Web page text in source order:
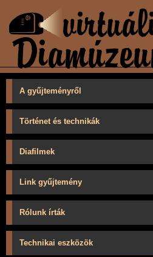
A gyűjteményről
Történet és technikák
Diafilmek
Link gyűjtemény
Rólunk írták
Technikai eszközök